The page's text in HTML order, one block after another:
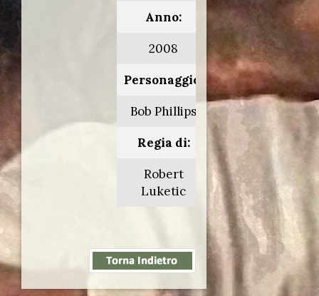
Anno:
2008
Personaggio:
Bob Phillips
Regia di:
Robert
Luketic